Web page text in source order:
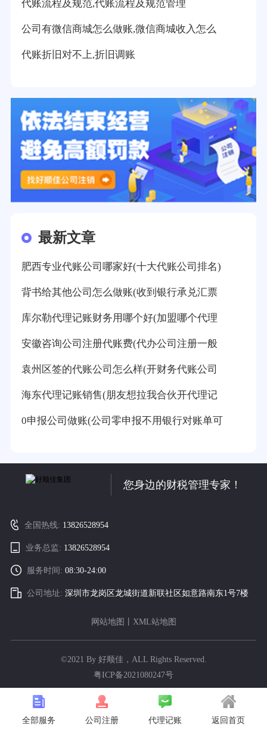
代账流程及规范,代账流程及规范管理
公司有微信商城怎么做账,微信商城收入怎么
代账折旧对不上,折旧调账
最新文章
肥西专业代账公司哪家好(十大代账公司排名)
背书给其他公司怎么做账(收到银行承兑汇票
库尔勒代理记账财务用哪个好(加盟哪个代理
安徽咨询公司注册代账费(代办公司注册一般
袁州区签的代账公司怎么样(开财务代账公司
海东代理记账销售(朋友想拉我合伙开代理记
0申报公司做账(公司零申报不用银行对账单可
您身边的财税管理专家！
全国热线: 13826528954
业务总监: 13826528954
服务时间:08:30-24:00
公司地址:深圳市龙岗区龙城街道新联社区如意路南东1号7楼
网站地图 XML站地图
©2021 By 好顺佳，ALL Rights Reserved.
粤ICP备2021080247号
全部服务 公司注册 代理记账 返回首页